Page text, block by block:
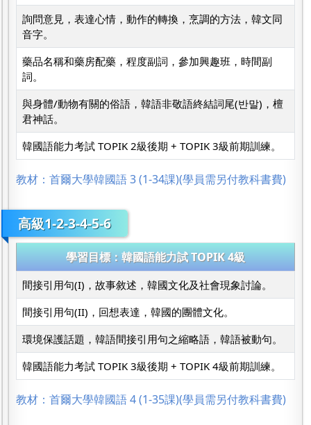
詢問意見，表達心情，動作的轉換，烹調的方法，韓文同
音字。
藥品名稱和藥房配藥，程度副詞，參加興趣班，時間副
詞。
與身體/動物有關的俗語，韓語非敬語終結詞尾(반말)，檀
君神話。
韓國語能力考試 TOPIK 2級後期 + TOPIK 3級前期訓練。
教材：首爾大學韓國語 3 (1-34課)(學員需另付教科書費)
高級1-2-3-4-5-6
學習目標：韓國語能力試 TOPIK 4級
間接引用句(I)，故事敘述，韓國文化及社會現象討論。
間接引用句(II)，回想表達，韓國的團體文化。
環境保護話題，韓語間接引用句之縮略語，韓語被動句。
韓國語能力考試 TOPIK 3級後期 + TOPIK 4級前期訓練。
教材：首爾大學韓國語 4 (1-35課)(學員需另付教科書費)